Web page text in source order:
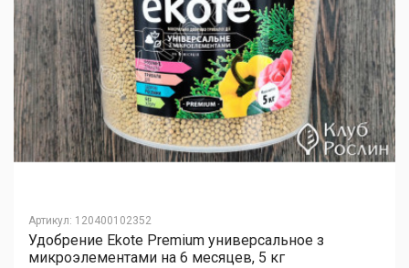
Артикул: 120400102352
Удобрение Ekote Premium универсальное з
микроэлементами на 6 месяцев, 5 кг